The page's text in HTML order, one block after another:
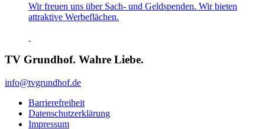
Wir freuen uns über Sach- und Geldspenden. Wir bieten
attraktive Werbeflächen.
TV Grundhof. Wahre Liebe.
info@tvgrundhof.de
Barrierefreiheit
Datenschutzerklärung
Impressum